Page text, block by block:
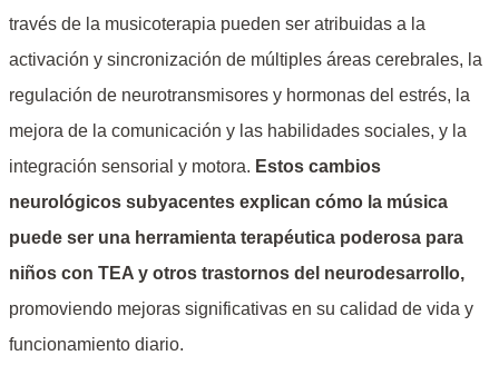
través de la musicoterapia pueden ser atribuidas a la
activación y sincronización de múltiples áreas cerebrales, la
regulación de neurotransmisores y hormonas del estrés, la
mejora de la comunicación y las habilidades sociales, y la
integración sensorial y motora. Estos cambios
neurológicos subyacentes explican cómo la música
puede ser una herramienta terapéutica poderosa para
niños con TEA y otros trastornos del neurodesarrollo,
promoviendo mejoras significativas en su calidad de vida y
funcionamiento diario.